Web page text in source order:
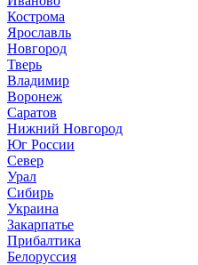
Кострома
Ярославль
Новгород
Тверь
Владимир
Воронеж
Саратов
Нижний Новгород
Юг России
Север
Урал
Сибирь
Украина
Закарпатье
Прибалтика
Белоруссия